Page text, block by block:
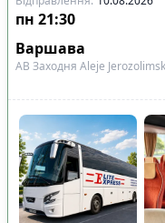
пн 21:30
Варшава
АВ Заходня Aleje